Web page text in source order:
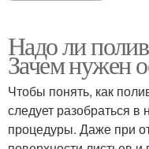
Надо ли
Зачем нужен
Чтобы понять, как
следует разобраться
процедуры. Даже при